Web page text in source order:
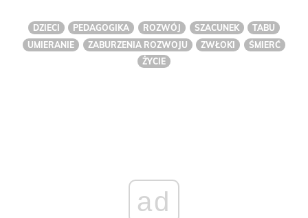
DZIECI PEDAGOGIKA ROZWÓJ SZACUNEK
TABU
UMIERANIE
ZABURZENIA ROZWOJU ZWŁOKI
ŚMIERĆ
ŻYCIE
ad